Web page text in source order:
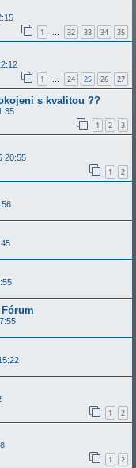
1 … 32 33 34 35
1 … 24 25 26 27
s kvalitou ??
1 2 3
20:55
1 2
1 2
1 2